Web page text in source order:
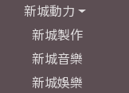
新城動力
新城製作
新城音樂
新城娛樂